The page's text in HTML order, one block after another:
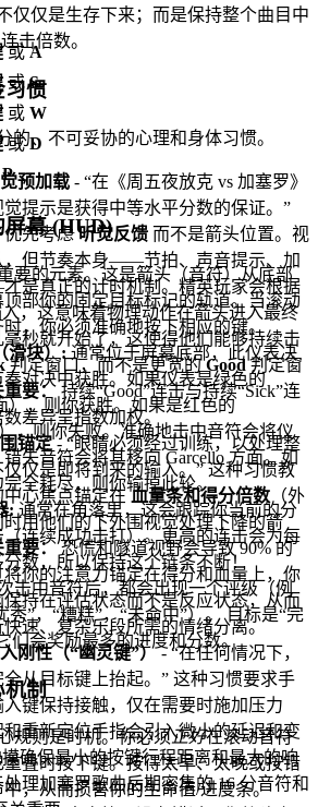
或A
或S
或 W
或D
P
屏幕 (HUD)
要的元素。这是箭头（音符）从底部
部你的固定目标标记的轨道。当滚动
，你必须准确地按下相应的键。
滑块）:通常位于屏幕底部，此仪表决
对决中获胜。如果仪表是绿色的
），则你获胜。如果是红色的
，则你失败。准确地击中音符会将仪
失音符会将其移向 Garcello 方面。如
全耗尽，则你输掉此轮。
:通常在角落里，这会跟踪你当前的分
连续成功击打）。更高的连击会为每
数，所以保持这个链条不断！
击中音符后，都会出现一个评级（例
秀”，“糟糕”，“未命中”）。 目标是“完
们会奖励最多的进度和分数。
机制
规则是时机。你必须正好在滚动音符
叠时按下键。按得太早、太晚或按错
，从而损害你的生命值/进度条。
仅仅是生存下来；而是保持整个曲目中
击倍数。
习惯
的、不可妥协的心理和身体习惯。
预加载 - “在《周五夜放克 vs 加塞罗》
提示是获得中等水平分数的保证。”
优先考虑听觉反馈 而不是箭头位置。视
，但节奏本身——节拍、声音提示、加
是真正的计时机制。精英玩家会根据
入，这意味着物理动作在箭头进入最终
秒就开始了，这使得他们能够持续击
判定窗口，而不是更宽的Good判定窗
重要： 持续“Good”连击与持续“Sick”连
差异呈指数加权。
锚定- “眼睛必须经过训练，以处理整
仅是即将到来的输入。” 这种习惯教
中心焦点锚定在血量条和得分倍数 （外
用他们的下外围视觉处理下降的箭
重要：恐慌和隧道视野会导致 90% 的
你的注意力锚定在得分和血量上，你
持在评估状态而不是反应状态，从而
速、复杂乐段所需的情绪分离。
刚性（“幽灵键”）- “在任何情况下，
从目标键上抬起。” 这种习惯要求手
键保持接触，仅在需要时施加压力
重新定位手指会引入微小的延迟和变
确保最小的按键行程距离和最大的响
理加塞罗歌曲后期密集的 16 分音符和